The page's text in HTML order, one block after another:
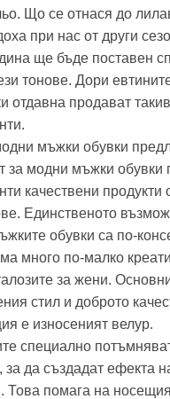
Що се отнася до
при нас от други
ще бъде поставен
тонове. Дори
отдавна продават
мъжки обувки
за модни мъжки обувки
качествени продукти
Единственото
обувки са по-
много по-малко
за жени.
стил и доброто
е износеният велур.
специално
за да създадат ефекта
Това помага на носещия